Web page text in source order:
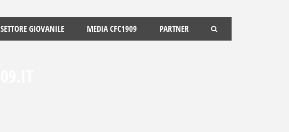
SETTORE GIOVANILE MEDIA CFC1909 PARTNER